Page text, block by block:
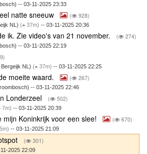
-- 03-11-2025 23:33
natte sneeuw ( 928)
NL) ( 37m) -- 03-11-2025 20:36
ik. Zie video's van 21 november. ( 274)
-- 03-11-2025 22:19
NL) ( 37m) -- 03-11-2025 22:25
moeite waard. ( 267)
-- 03-11-2025 22:46
Londerzeel ( 502)
7m) -- 03-11-2025 20:39
mijn Koninkrijk voor een slee! ( 670)
-- 03-11-2025 21:09
( 301)
2025 22:09